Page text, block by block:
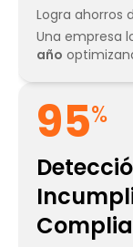
Logra ahorros
Una empresa
año
95
95%